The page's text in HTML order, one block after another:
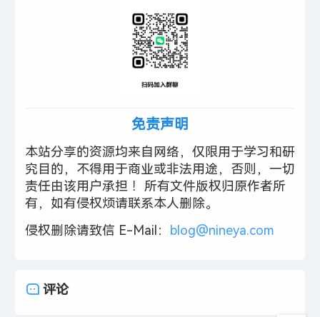
免责声明
本站分享的资源均来自网络，仅限用于学习和研
究目的，不得用于商业或非法用途，否则，一切
责任由该用户承担 ！所有文件版权归原作者所
有，如有侵权烦请联系本人删除。
侵权删除请致信 E-Mail： blog@nineya.com
评论